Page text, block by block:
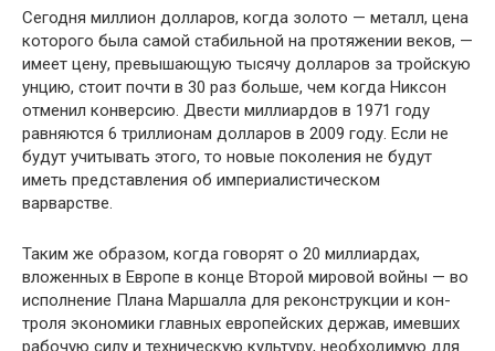
Сегодня миллион долларов, когда золото — металл, цена
которого была самой стабильной на протяжении ве­ков, —
имеет цену, превышающую тысячу долларов за трой­скую
унцию, стоит почти в 30 раз больше, чем когда Ник­сон
отменил конверсию. Двести миллиардов в 1971 году
равняются 6 триллионам долларов в 2009 году. Если не
бу­дут учитывать этого, то новые поколения не будут
иметь представления об империалистическом
варварстве.
Таким же образом, когда говорят о 20 миллиардах,
вложенных в Европе в конце Второй мировой войны — во
исполнение Плана Маршалла для реконструкции и кон­
троля экономики главных европейских держав, имевших
рабочую силу и техническую культуру, необходимую для